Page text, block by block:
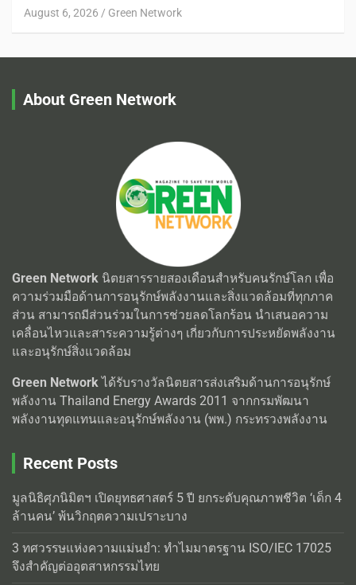
August 6, 2026 Green Network
About Green Network
Green Network นิตยสารรายสองเดือนสำหรับคนรักษ์โลก เพื่อ
ความร่วมมือด้านการอนุรักษ์พลังงานและสิ่งแวดล้อมที่ทุกภาค
ส่วน สามารถมีส่วนร่วมในการช่วยลดโลกร้อน นำเสนอความ
เคลื่อนไหวและสาระความรู้ต่างๆ เกี่ยวกับการประหยัดพลังงาน
และอนุรักษ์สิ่งแวดล้อม
Green Networkได้รับรางวัลนิตยสารส่งเสริมด้านการอนุรักษ์
พลังงาน Thailand Energy Awards 2011 จากกรมพัฒนา
พลังงานทุดแทนและอนุรักษ์พลังงาน (พพ.) กระทรวงพลังงาน
Recent Posts
มูลนิธิศุภนิมิตฯ เปิดยุทธศาสตร์ 5 ปี ยกระดับคุณภาพชีวิต ‘เด็ก 4
ล้านคน’ พ้นวิกฤตความเปราะบาง
3 ทศวรรษแห่งความแม่นยำ: ทำไมมาตรฐาน ISO/IEC 17025
จึงสำคัญต่ออุตสาหกรรมไทย